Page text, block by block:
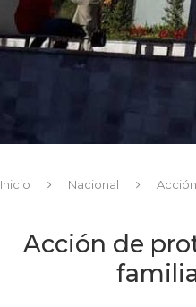
Inicio Nacional
Acción de